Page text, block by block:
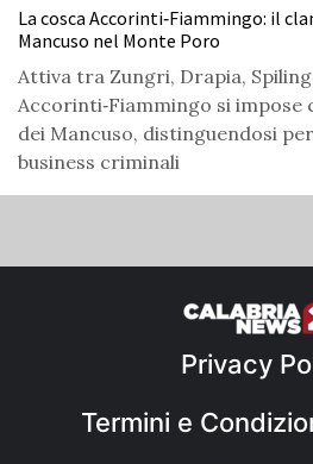
La cosca Accorinti‑Fiammingo: il
Mancuso nel Monte Poro
Attiva tra Zungri, Drapia,
Accorinti‑Fiammingo si
dei Mancuso, distinguendosi
business criminali
Privacy
Termini e